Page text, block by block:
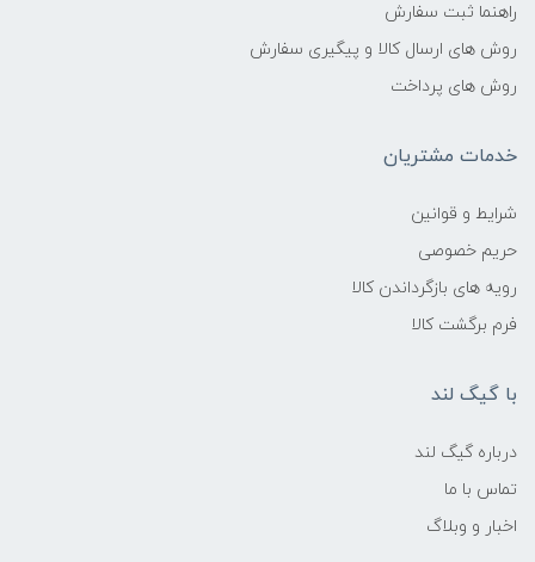
راهنما ثبت سفارش
روش های ارسال کالا و پیگیری سفارش
روش های پرداخت
خدمات مشتریان
شرایط و قوانین
حریم خصوصی
رویه های بازگرداندن کالا
فرم برگشت کالا
با گیگ لند
درباره گیگ لند
تماس با ما
اخبار و وبلاگ